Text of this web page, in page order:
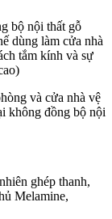
bộ nội thất gỗ
dùng làm cửa nhà
tắm kính và sự
và cửa nhà vệ
không đồng bộ nội
ghép thanh,
Melamine,